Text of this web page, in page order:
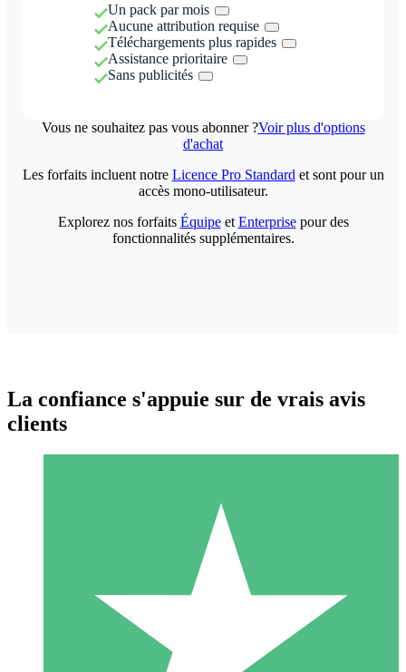
Un pack par mois
Aucune attribution requise
Téléchargements plus rapides
Assistance prioritaire
Sans publicités
Vous ne souhaitez pas vous abonner ?Voir plus d'options
d'achat
Packs de Crédits Individuels
Payez à l'utilisation avec des crédits de téléchargement. Sans
1 Téléchargement
Les forfaits incluent notre Licence Pro Standard et sont pour un
accès mono-utilisateur.
Explorez nos forfaits Équipeet Enterprisepour des
fonctionnalités supplémentaires.
La confiance s'appuie sur de vrais avis
clients